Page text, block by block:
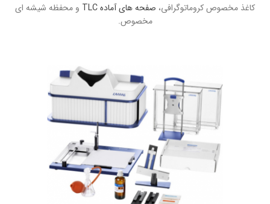
کاغذ مخصوص کروماتوگرافی، صفحه­ های آماده TLC
و محفظه شیشه­ ای
مخصوص.